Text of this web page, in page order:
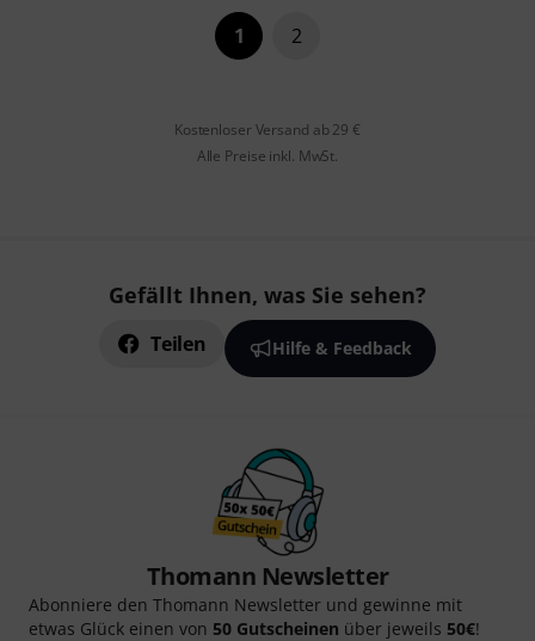
1 2
Kostenloser Versand ab 29 €
Alle Preise inkl. MwSt.
Gefällt Ihnen, was Sie sehen?
Teilen Hilfe & Feedback
Thomann Newsletter
Abonniere den Thomann Newsletter und gewinne mit
etwas Glück einen von 50 Gutscheinen über jeweils 50€!